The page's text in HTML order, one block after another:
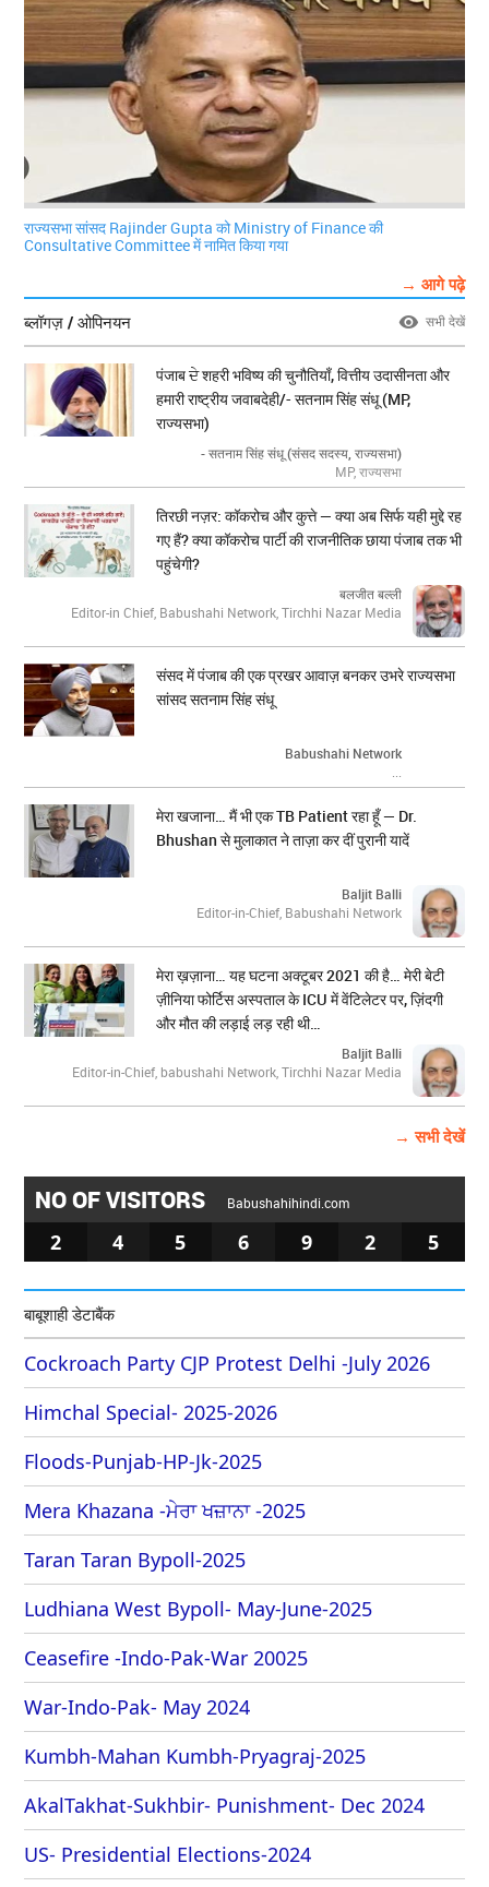
राज्यसभा सांसद Rajinder Gupta को Ministry of Finance की
Consultative Committee में नामित किया गया
→ आगे पढ़े
ब्लॉगज़ / ओपिनयन
सभी देखें
पंजाब ਦੇ शहरी भविष्य की चुनौतियाँ, वित्तीय उदासीनता और
हमारी राष्ट्रीय जवाबदेही/- सतनाम सिंह संधू (MP,
राज्यसभा)
- सतनाम सिंह संधू (संसद सदस्य, राज्यसभा)
MP, राज्यसभा
तिरछी नज़र: कॉकरोच और कुत्ते — क्या अब सिर्फ यही मुद्दे रह
गए हैं? क्या कॉकरोच पार्टी की राजनीतिक छाया पंजाब तक भी
पहुंचेगी?
बलजीत बल्ली
Editor-in Chief, Babushahi Network, Tirchhi Nazar Media
संसद में पंजाब की एक प्रखर आवाज़ बनकर उभरे राज्यसभा
सांसद सतनाम सिंह संधू
Babushahi Network
मेरा खजाना… मैं भी एक TB Patient रहा हूँ — Dr.
Bhushan से मुलाकात ने ताज़ा कर दीं पुरानी यादें
Baljit Balli
Editor-in-Chief, Babushahi Network
मेरा ख़ज़ाना… यह घटना अक्टूबर 2021 की है… मेरी बेटी
ज़ीनिया फोर्टिस अस्पताल के ICU में वेंटिलेटर पर, ज़िंदगी
और मौत की लड़ाई लड़ रही थी…
Baljit Balli
Editor-in-Chief, babushahi Network, Tirchhi Nazar Media
→ सभी देखें
NO OF VISITORS Babushahihindi.com
2 4 5 6 9 2 5
बाबूशाही डेटाबैंक
Cockroach Party CJP Protest Delhi -July 2026
Himchal Special- 2025-2026
Floods-Punjab-HP-Jk-2025
Mera Khazana -ਮੇਰਾ ਖਜ਼ਾਨਾ -2025
Taran Taran Bypoll-2025
Ludhiana West Bypoll- May-June-2025
Ceasefire -Indo-Pak-War 20025
War-Indo-Pak- May 2024
Kumbh-Mahan Kumbh-Pryagraj-2025
AkalTakhat-Sukhbir- Punishment- Dec 2024
US- Presidential Elections-2024